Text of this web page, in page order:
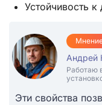
Устойчивость
Андрей
Работаю
Эти свойства